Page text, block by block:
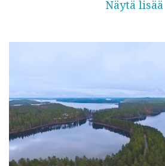
Näytä lisää